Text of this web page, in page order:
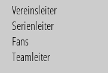
Vereinsleiter
Serienleiter
Fans
Teamleiter